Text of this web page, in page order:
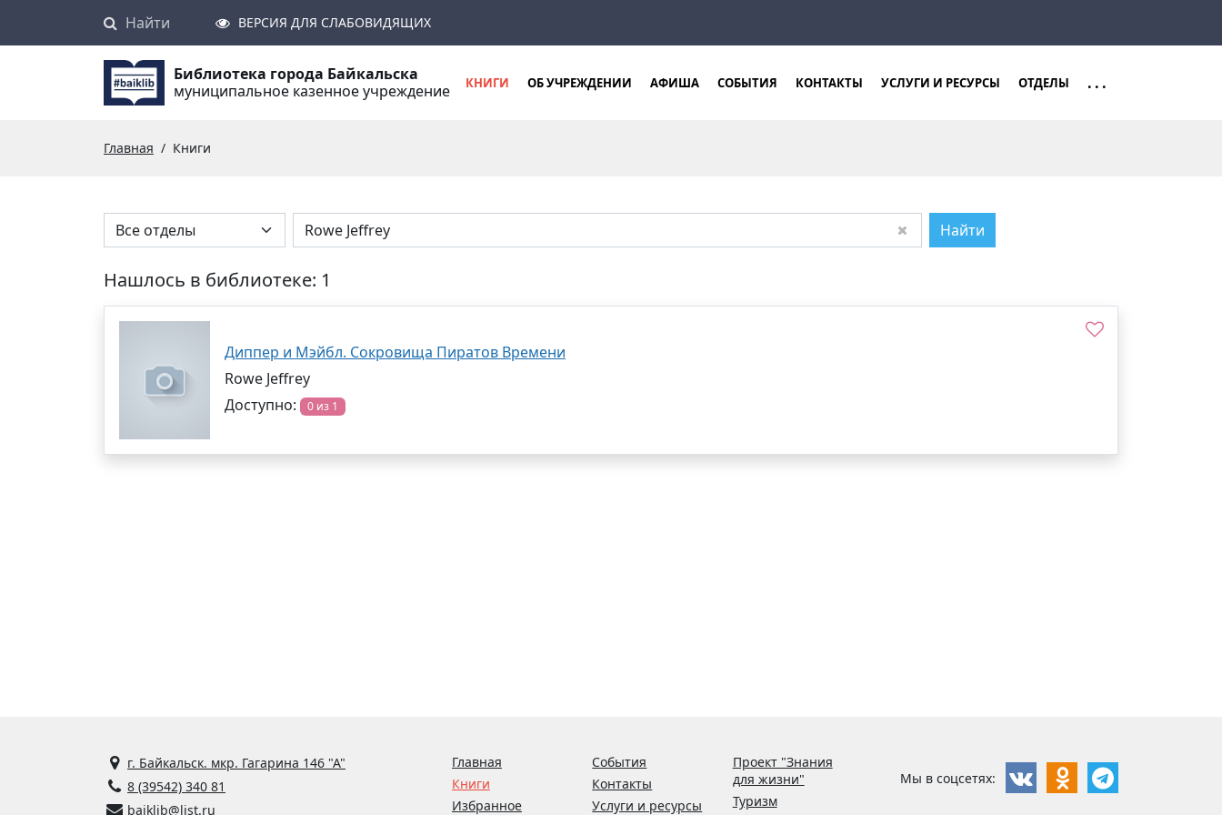
Найти
Нашлось в библиотеке: 1
Диппер и Мэйбл. Сокровища Пиратов Времени
Rowe Jeffrey
Доступно:
0 из 1
Поиск
Найти
Найти ВЕРСИЯ ДЛЯ СЛАБОВИДЯЩИХ
Библиотека города Байкальска
муниципальное казенное учреждение
КНИГИ ОБ УЧРЕЖДЕНИИ АФИША СОБЫТИЯ КОНТАКТЫ УСЛУГИ И РЕСУРСЫ ОТДЕЛЫ ...
Главная Книги
г. Байкальск. мкр. Гагарина 146 "А"
8 (39542) 340 81
baiklib@list.ru
Главная
Книги
Избранное
События
Контакты
Услуги и ресурсы
Проект "Знания
для жизни"
Туризм
Мы в соцсетях: